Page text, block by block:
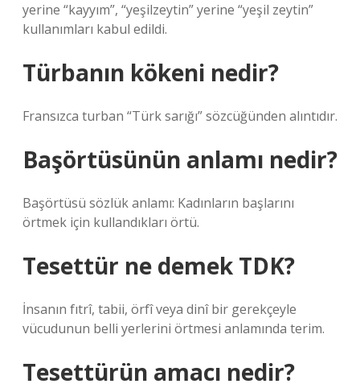
yerine “kayyım”, “yeşilzeytin” yerine “yeşil zeytin”
kullanımları kabul edildi.
Türbanın kökeni nedir?
Fransızca turban “Türk sarığı” sözcüğünden alıntıdır.
Başörtüsünün anlamı nedir?
Başörtüsü sözlük anlamı: Kadınların başlarını
örtmek için kullandıkları örtü.
Tesettür ne demek TDK?
İnsanın fıtrî, tabii, örfî veya dinî bir gerekçeyle
vücudunun belli yerlerini örtmesi anlamında terim.
Tesettürün amacı nedir?